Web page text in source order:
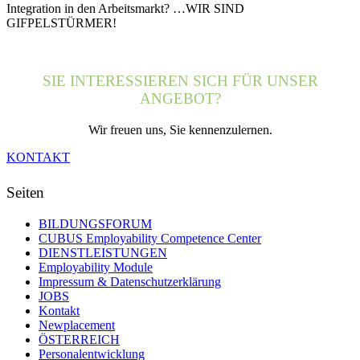
Integration in den Arbeitsmarkt? …WIR SIND
GIFPELSTÜRMER!
SIE INTERESSIEREN SICH FÜR UNSER
ANGEBOT?
Wir freuen uns, Sie kennenzulernen.
KONTAKT
Seiten
BILDUNGSFORUM
CUBUS Employability Competence Center
DIENSTLEISTUNGEN
Employability Module
Impressum & Datenschutzerklärung
JOBS
Kontakt
Newplacement
ÖSTERREICH
Personalentwicklung